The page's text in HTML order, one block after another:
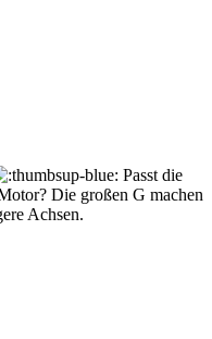
Passt die
Die großen G machen
Achsen.